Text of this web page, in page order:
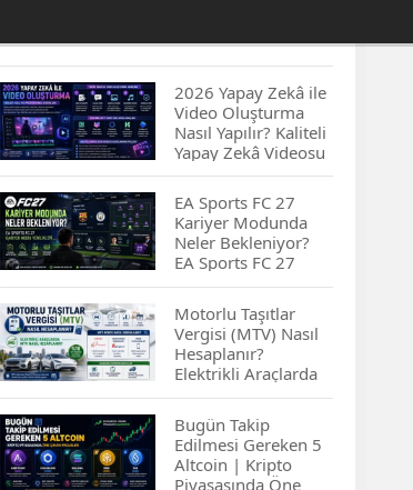
2026 Yapay Zekâ ile
Video Oluşturma
Nasıl Yapılır? Kaliteli
Yapay Zekâ Videosu
Hazırlamanın
İpuçları...
EA Sports FC 27
Kariyer Modunda
Neler Bekleniyor?
EA Sports FC 27
Kariyer Modu
Yenilikleri…
Motorlu Taşıtlar
Vergisi (MTV) Nasıl
Hesaplanır?
Elektrikli Araçlarda
MTV Nasıl
Hesaplanır? MTV
Borcu Nasıl
Sorgulanır?
Bugün Takip
Edilmesi Gereken 5
Altcoin | Kripto
Piyasasında Öne